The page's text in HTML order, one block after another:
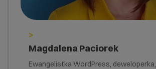
>
Magdalena Paciorek
Ewangelistka WordPress, deweloperka,